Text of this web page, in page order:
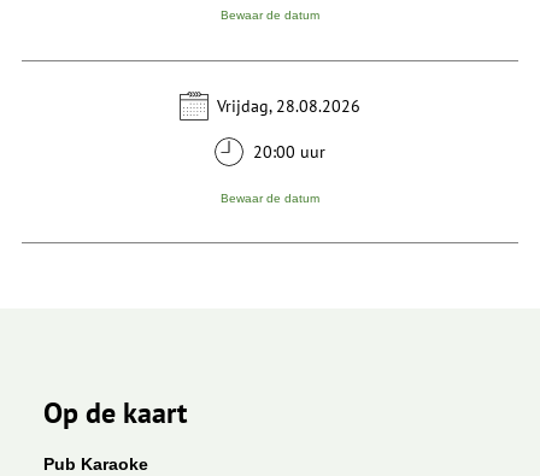
Bewaar de datum
Vrijdag, 28.08.2026
20:00 uur
Bewaar de datum
Op de kaart
Pub Karaoke